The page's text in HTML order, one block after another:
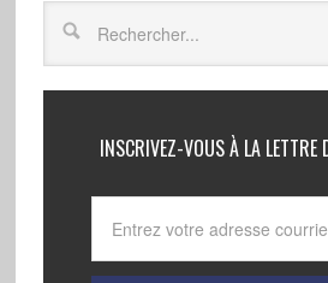
INSCRIVEZ-VOUS À LA LETTRE